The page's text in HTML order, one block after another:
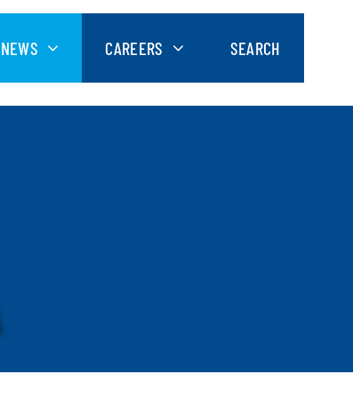
NEWS CAREERS SEARCH